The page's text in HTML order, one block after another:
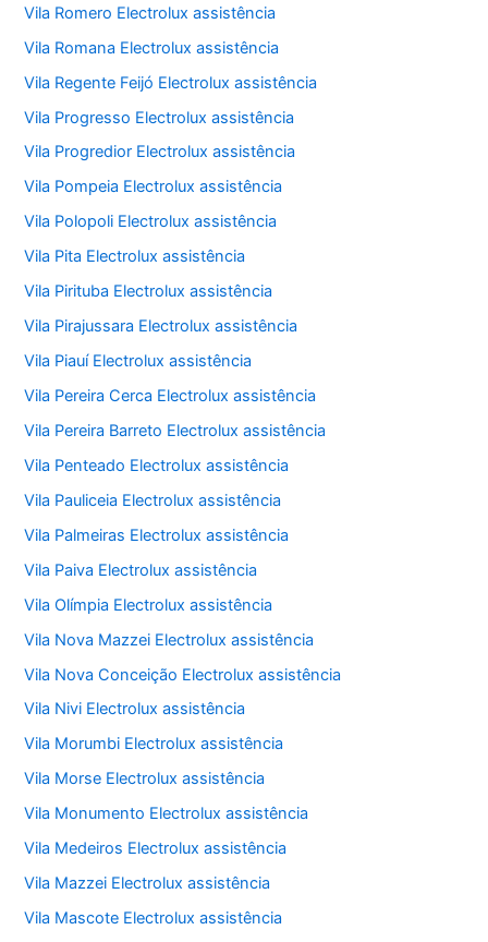
Vila Romero Electrolux assistência
Vila Romana Electrolux assistência
Vila Regente Feijó Electrolux assistência
Vila Progresso Electrolux assistência
Vila Progredior Electrolux assistência
Vila Pompeia Electrolux assistência
Vila Polopoli Electrolux assistência
Vila Pita Electrolux assistência
Vila Pirituba Electrolux assistência
Vila Pirajussara Electrolux assistência
Vila Piauí Electrolux assistência
Vila Pereira Cerca Electrolux assistência
Vila Pereira Barreto Electrolux assistência
Vila Penteado Electrolux assistência
Vila Pauliceia Electrolux assistência
Vila Palmeiras Electrolux assistência
Vila Paiva Electrolux assistência
Vila Olímpia Electrolux assistência
Vila Nova Mazzei Electrolux assistência
Vila Nova Conceição Electrolux assistência
Vila Nivi Electrolux assistência
Vila Morumbi Electrolux assistência
Vila Morse Electrolux assistência
Vila Monumento Electrolux assistência
Vila Medeiros Electrolux assistência
Vila Mazzei Electrolux assistência
Vila Mascote Electrolux assistência